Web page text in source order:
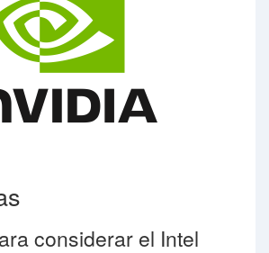
considerar el Intel